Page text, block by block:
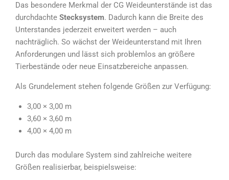
Das besondere Merkmal der CG Weideunterstände ist das
durchdachte Stecksystem. Dadurch kann die Breite des
Unterstandes jederzeit erweitert werden – auch
nachträglich. So wächst der Weideunterstand mit Ihren
Anforderungen und lässt sich problemlos an größere
Tierbestände oder neue Einsatzbereiche anpassen.
Als Grundelement stehen folgende Größen zur Verfügung:
3,00 × 3,00 m
3,60 × 3,60 m
4,00 × 4,00 m
Durch das modulare System sind zahlreiche weitere
Größen realisierbar, beispielsweise: